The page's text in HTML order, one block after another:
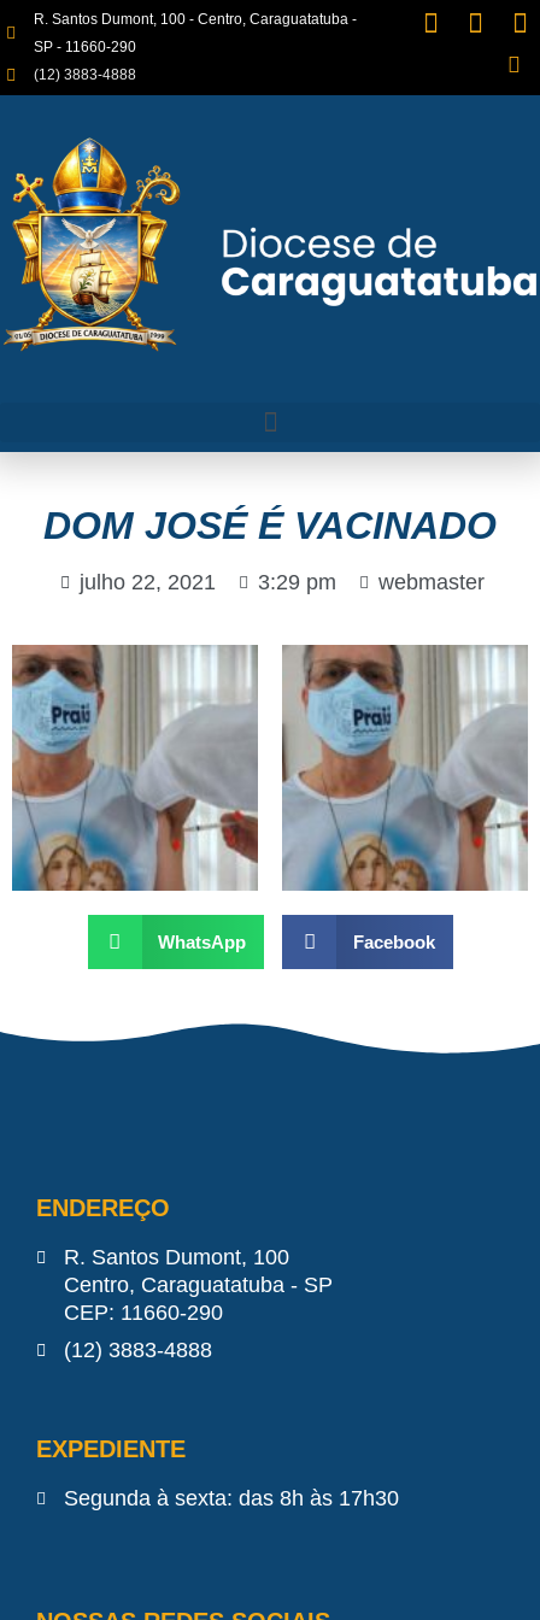
R. Santos Dumont, 100 - Centro, Caraguatatuba -
SP - 11660-290
(12) 3883-4888
DOM JOSÉ É VACINADO
julho 22, 2021 3:29 pm webmaster
WhatsApp Facebook
ENDEREÇO
R. Santos Dumont, 100
Centro, Caraguatatuba - SP
CEP: 11660-290
(12) 3883-4888
EXPEDIENTE
Segunda à sexta: das 8h às 17h30